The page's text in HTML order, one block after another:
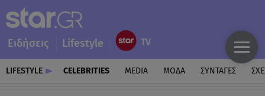
Ειδήσεις Lifestyle
LIFESTYLE CELEBRITIES MEDIA ΜΟΔΑ ΣΥΝΤΑΓΕΣ